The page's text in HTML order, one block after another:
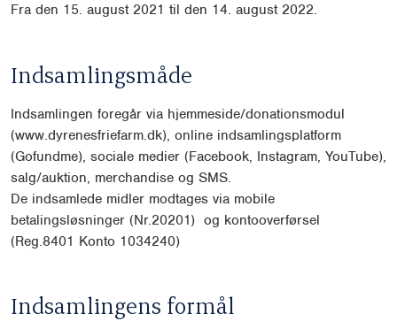
Fra den 15. august 2021 til den 14. august 2022.
Indsamlingsmåde
Indsamlingen foregår via hjemmeside/donationsmodul
(www.dyrenesfriefarm.dk), online indsamlingsplatform
(Gofundme), sociale medier (Facebook, Instagram, YouTube),
salg/auktion, merchandise og SMS.
De indsamlede midler modtages via mobile
betalingsløsninger (Nr.20201) og kontooverførsel
(Reg.8401 Konto 1034240)
Indsamlingens formål